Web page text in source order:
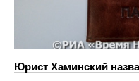
Юрист Хаминский